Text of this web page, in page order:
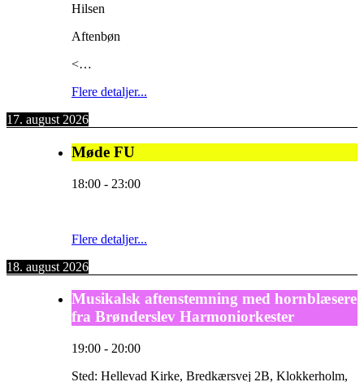
Hilsen
Aftenbøn
<…
Flere detaljer...
17. august 2026
Møde FU
18:00 - 23:00
Flere detaljer...
18. august 2026
Musikalsk aftenstemning med hornblæsere
fra Brønderslev Harmoniorkester
19:00 - 20:00
Sted: Hellevad Kirke, Bredkærsvej 2B, Klokkerholm,